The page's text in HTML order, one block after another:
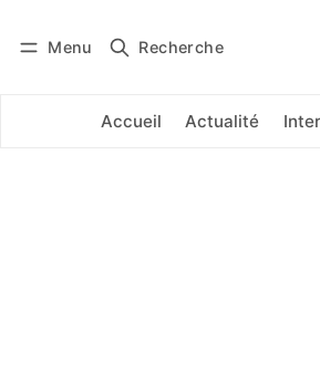
Menu Recherche
Accueil Actualité
Se connecter